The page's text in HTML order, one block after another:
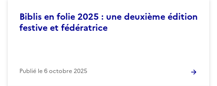
Biblis en folie 2025 : une deuxième édition
festive et fédératrice
Publié le6 octobre 2025